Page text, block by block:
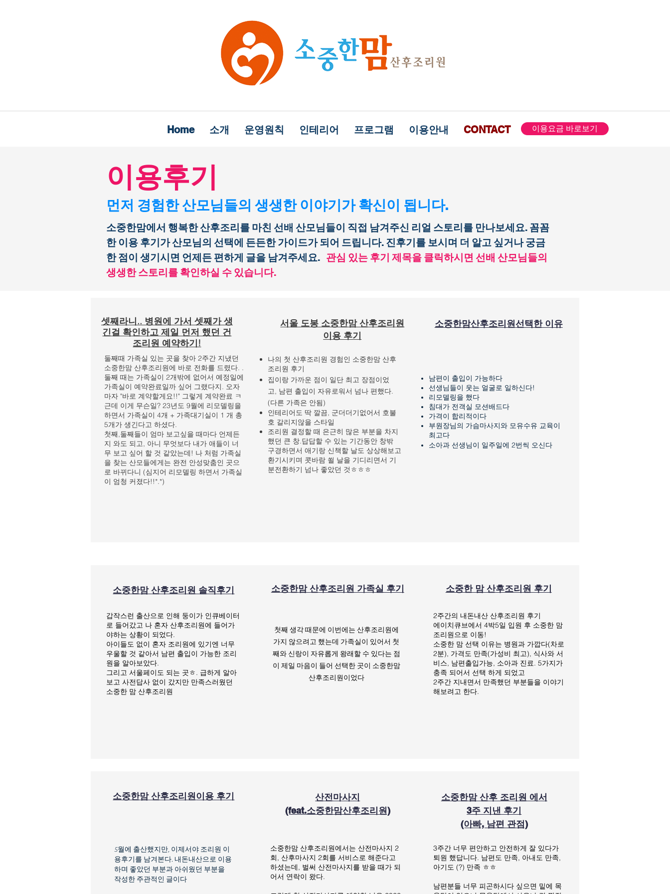
Home 소개 운영원칙 인테리어 프로그램 이용안내 CONTACT 이용요금 바로보기
이용후기
먼저 경험한 산모님들의 생생한 이야기가 확신이 됩니다.
소중한맘에서 행복한 산후조리를 마친 선배 산모님들이 직접 남겨주신 리얼 스토리를 만나보세요. 꼼꼼
한 이용 후기가 산모님의 선택에 든든한 가이드가 되어 드립니다.진후기를 보시며 더 알고 싶거나 궁금
한 점이 생기시면 언제든 편하게 글을 남겨주세요. 관심 있는 후기 제목을 클릭하시면 선배 산모님들의
생생한 스토리를 확인하실 수 있습니다.
셋째라니.. 병원에 가서 셋째가 생
긴걸 확인하고 제일 먼저 했던 건
조리원 예약하기!
둘째때 가족실 있는 곳을 찾아 2주간 지냈던
소중한맘 산후조리원에 바로 전화를 드렸다. .
​둘째 때는 가족실이 2개밖에 없어서 예정일에
가족실이 예약완료일까 싶어 그랬다지. 오자
마자 "바로 계약할게요!!" 그렇게 계약완료 ㅋ
​근데 이게 무슨일? 23년도 9월에 리모델링을
하면서 가족실이 4개 + 가족대기실이 1 개 총
5개가 생긴다고 하셨다.
첫째,둘째들이 엄마 보고싶을 때마다 언제든
지 와도 되고, 아니 무엇보다 내가 애들이 너
무 보고 싶어 할 것 같았는데! 나 처럼 가족실
을 찾는 산모들에게는 완전 안성맞춤인 곳으
로 바뀌다니 (심지어 리모델링 하면서 가족실
이 엄청 커졌다!!*.*)
서울 도봉 소중한맘 산후조리원
이용 후기
나의 첫 산후조리원 경험인 소중한맘 산후
조리원 후기
집이랑 가까운 점이 일단 최고 장점이었
고, 남편 출입이 자유로워서 넘나 편했다.
(다른 가족은 안됨)
인테리어도 딱 깔끔, 군더더기없어서 호불
호 갈리지않을 스타일
조리원 결정할 때 은근히 많은 부분을 차지
했던 큰 창.답답할 수 있는 기간동안 창밖
구경하면서 애기랑 신책할 날도 상상해보고
환기시키며 콧바람 쐴 날을 기디리면서 기
분전환하기 넘나 좋았던 것ㅎㅎㅎ
소중한맘산후조리원선택한 이유
남편이 출입이 가능하다
선생님들이 웃는 얼굴로 일하신다!
리모델링을 했다
침대가 전객실 모션배드다
가격이 합리적이다
부원장님의 가슴마사지와 모유수유 교육이
최고다
소아과 선생님이 일주일에 2번씩 오신다
소중한맘 산후조리원 솔직후기
갑작스런 출산으로 인해 둥이가 인큐베이터
로 들어갔고 나 혼자 산후조리원에 들어가
야하는 상황이 되었다.
아이들도 없이 혼자 조리원에 있기엔 너무
우울할 것 같아서 남편 출입이 가능한 조리
원을 알아보았다.
그리고 서울페이도 되는 곳ㅎ. 급하게 알아
보고 사전답사 없이 갔지만 만족스러웠던
소중한 맘 산후조리원
소중한맘 산후조리원 가족실 후기
첫째 생각 때문에 이번에는 산후조리원에
가지 않으려고 했는데​ 가족실이 있어서 첫
째와 신랑이 자유롭게 왕래할 수 있다는 점
이 제일 마음이 들어 선택한 곳이 소중한맘
산후조리원이었다
소중한 맘 산후조리원 후기
2주간의 내돈내산 산후조리원 후기
에이치큐브에서 4박5일 입원 후 소중한 맘
조리원으로 이동!
소중한 맘 선택 이유는 병원과 가깝다(차로
2분), 가격도 만족(가성비 최고), 식사와 서
비스, 남편출입가능, 소아과 진료. ​5가지가
충족 되어서 선택 하게 되었고
2주간 지내면서 만족했던 부분들을 이야기
해보려고 한다.
소중한맘 산후조리원 이용 후기
5월에 출산했지만, 이제서야 조리원 이
용후기를 남겨본다. 내돈내산으로 이용
하며 좋았던 부분과 아쉬웠던 부분을
작성한 주관적인 글이다
산전마사지
(feat.소중한맘산후조리원)
소중한맘 산후조리원에서는 산전마사지 2
회, 산후마사지 2회를 서비스로 해준다고
하셨는데, 벌써 산전마사지를 받을 때가 되
어서 연락이 왔다.
소중한맘 산후 조리원 에서
3주 지낸 후기
(아빠, 남편 관점)
3주간 너무 편안하고 안전하게 잘 있다가
퇴원 했답니다. 남편도 만족, 아내도 만족,
아기도 (?) 만족 ㅎㅎ
남편분들 너무 피곤하시다 싶으면 밑에 목